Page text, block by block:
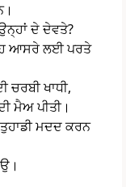
ਦੇ ਦੇਵਤੇ?
ਆਸਰੇ ਲਈ ਪਰਤੇ
ਚਰਬੀ ਖਾਧੀ,
ਮੈਅ ਪੀਤੀ।
ਮਦਦ ਕਰਨ